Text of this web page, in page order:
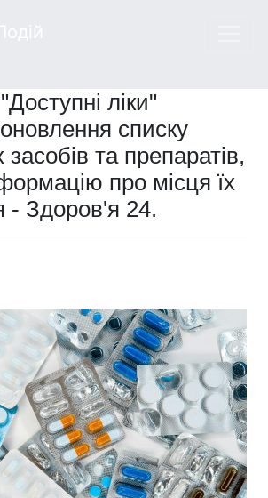
ліки"
списку
засобів та препаратів,
про місця їх
- Здоров'я 24.